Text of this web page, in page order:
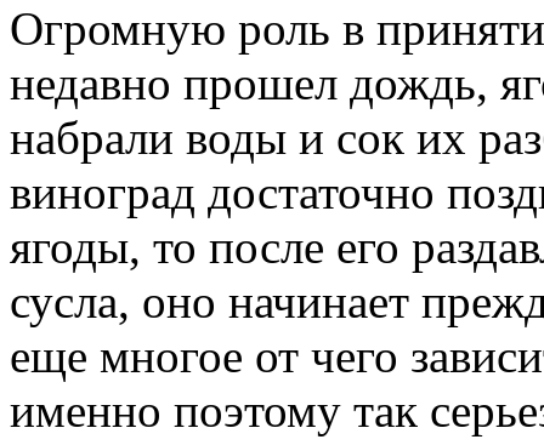
Огромную роль в
недавно прошел дождь,
набрали воды и сок их
виноград достаточно
ягоды, то после его
сусла, оно начинает
еще многое от чего
именно поэтому так